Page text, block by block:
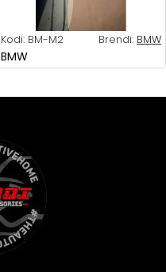
Kodi: BM-M2 Brendi: BMW
BMW